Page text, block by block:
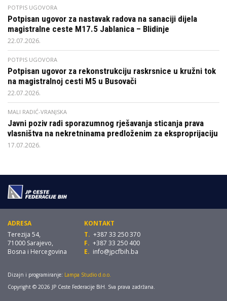
POTPIS UGOVORA
Potpisan ugovor za nastavak radova na sanaciji dijela
magistralne ceste M17.5 Jablanica – Blidinje
22.07.2026.
POTPIS UGOVORA
Potpisan ugovor za rekonstrukciju raskrsnice u kružni tok
na magistralnoj cesti M5 u Busovači
22.07.2026.
MALI RADIĆ-VRANJSKA
Javni poziv radi sporazumnog rješavanja sticanja prava
vlasništva na nekretninama predloženim za eksproprijaciju
17.07.2026.
ADRESA
Terezija 54,
71000 Sarajevo,
Bosna i Hercegovina
KONTAKT
T. +387 33 250 370
F. +387 33 250 400
E. info@jpcfbih.ba
Dizajn i programiranje: Lampa Studio d.o.o.
Copyright © 2026 JP Ceste Federacije BiH. Sva prava zadržana.